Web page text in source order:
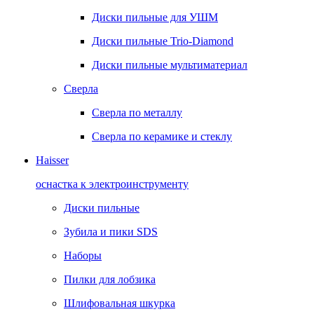
Диски пильные для УШМ
Диски пильные Trio-Diamond
Диски пильные мультиматериал
Сверла
Сверла по металлу
Сверла по керамике и стеклу
Haisser
оснастка к электроинструменту
Диски пильные
Зубила и пики SDS
Наборы
Пилки для лобзика
Шлифовальная шкурка